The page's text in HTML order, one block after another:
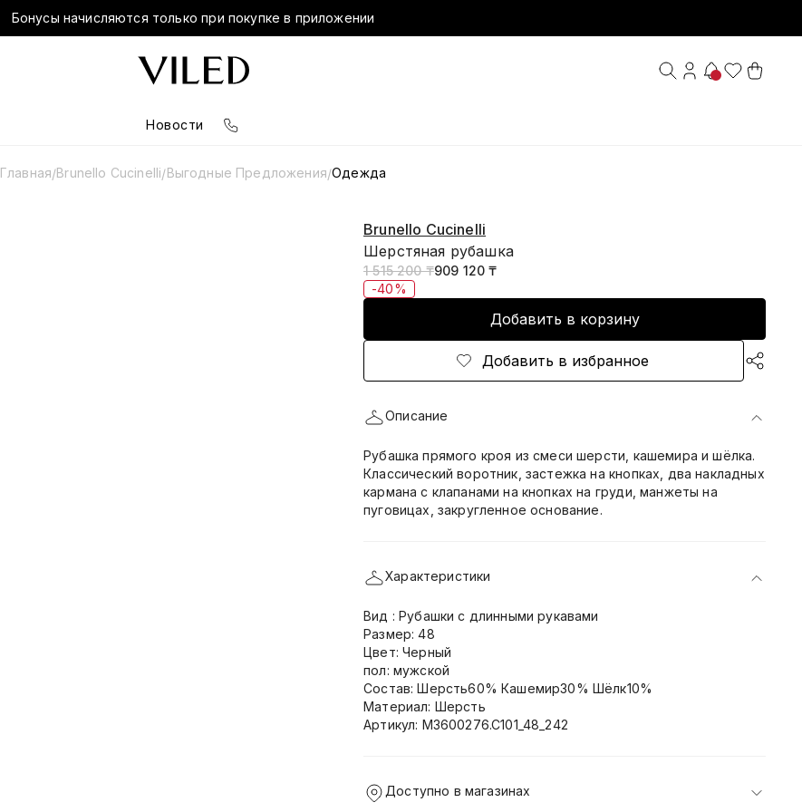
Бонусы начисляются только при покупке в приложении
Новости
Главная/Brunello Cucinelli/Выгодные Предложения/Одежда
Brunello Cucinelli
Шерстяная рубашка
1 515 200 ₸909 120 ₸
-40%
Добавить в корзину
Добавить в избранное
Описание
Рубашка прямого кроя из смеси шерсти, кашемира и шёлка.
Классический воротник, застежка на кнопках, два накладных
кармана с клапанами на кнопках на груди, манжеты на
пуговицах, закругленное основание.
Характеристики
Вид : Рубашки с длинными рукавами
Размер: 48
Цвет: Черный
пол: мужской
Состав: Шерсть60% Кашемир30% Шёлк10%
Материал: Шерсть
Артикул: M3600276.C101_48_242
Доступно в магазинах